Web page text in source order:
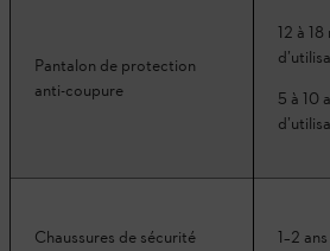
Pantalon de protection
anti-coupure
12 à
5 à 10
Chaussures de sécurité 1–2 ans